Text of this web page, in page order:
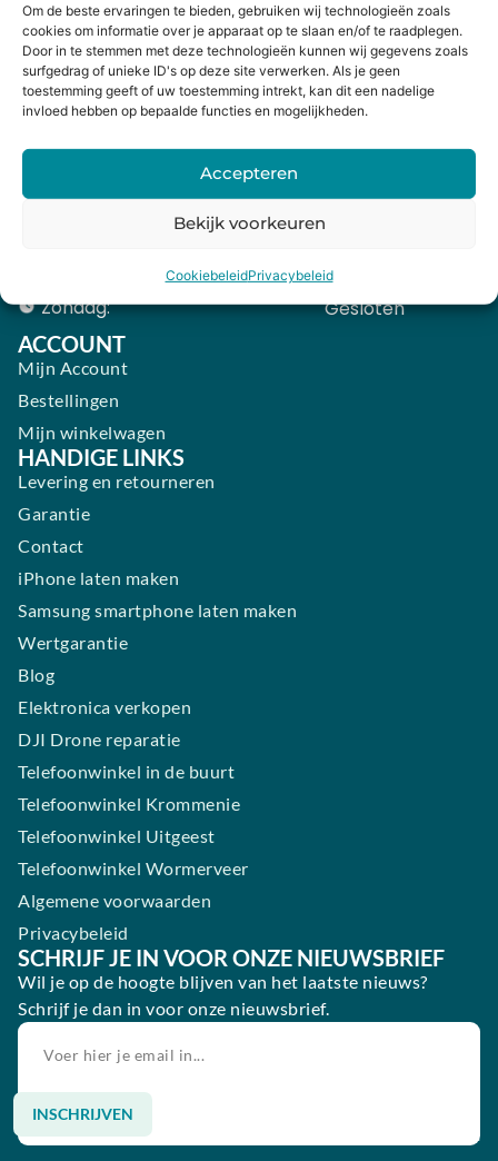
Om de beste ervaringen te bieden, gebruiken wij technologieën zoals
cookies om informatie over je apparaat op te slaan en/of te raadplegen.
Door in te stemmen met deze technologieën kunnen wij gegevens zoals
surfgedrag of unieke ID's op deze site verwerken. Als je geen
toestemming geeft of uw toestemming intrekt, kan dit een nadelige
invloed hebben op bepaalde functies en mogelijkheden.
Accepteren
Bekijk voorkeuren
CookiebeleidPrivacybeleid
075 641 5169
info@holysmartphone.nl
Maandag:
11:00 - 18:00
Dinsdag:
09:00 - 18:00
Woensdag:
09:00 - 18:00
Donderdag:
09:00 - 18:00
09:00 - 17:00
Zondag:
Gesloten ​ ​ ​ ​ ​ ​ ​
ACCOUNT
Mijn Account
Bestellingen
Mijn winkelwagen
HANDIGE LINKS
Levering en retourneren
Garantie
Contact
iPhone laten maken
Samsung smartphone laten maken
Wertgarantie
Blog
Elektronica verkopen
DJI Drone reparatie
Telefoonwinkel in de buurt
Telefoonwinkel Krommenie
Telefoonwinkel Uitgeest
Telefoonwinkel Wormerveer
Algemene voorwaarden
Privacybeleid
SCHRIJF JE IN VOOR ONZE NIEUWSBRIEF
Wil je op de hoogte blijven van het laatste nieuws?
Schrijf je dan in voor onze nieuwsbrief.
INSCHRIJVEN
Alternative: